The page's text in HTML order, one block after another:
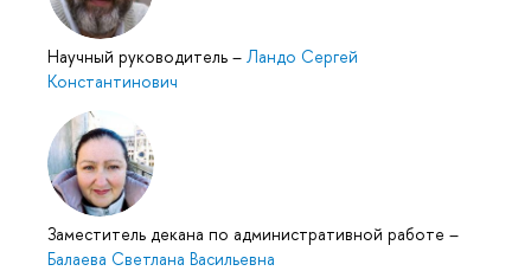
Научный руководитель – Ландо Сергей
Константинович
Заместитель декана по административной работе –
Балаева Светлана Васильевна